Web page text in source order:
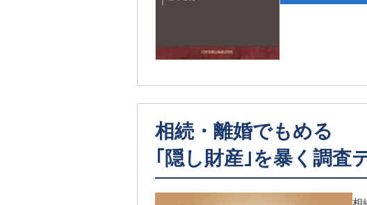
相続・離婚でもめる
｢隠し財産｣を暴く調査